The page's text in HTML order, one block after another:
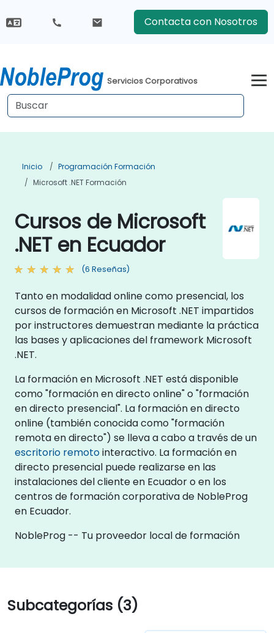
Contacta con Nosotros
Servicios Corporativos
Inicio
Programación Formación
Microsoft .NET Formación
Cursos de Microsoft
.NET en Ecuador
(6 Reseñas)
Tanto en modalidad online como presencial, los
cursos de formación en Microsoft .NET impartidos
por instructores demuestran mediante la práctica
las bases y aplicaciones del framework Microsoft
.NET.
La formación en Microsoft .NET está disponible
como "formación en directo online" o "formación
en directo presencial". La formación en directo
online (también conocida como "formación
remota en directo") se lleva a cabo a través de un
escritorio remotointeractivo. La formación en
directo presencial puede realizarse en las
instalaciones del cliente en Ecuador o en los
centros de formación corporativa de NobleProg
en Ecuador.
NobleProg -- Tu proveedor local de formación
Subcategorías (3)